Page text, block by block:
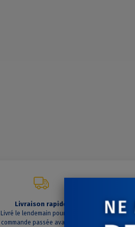
Livraison rapide
Livré le lendemain pour toute
commande passée avant 14h